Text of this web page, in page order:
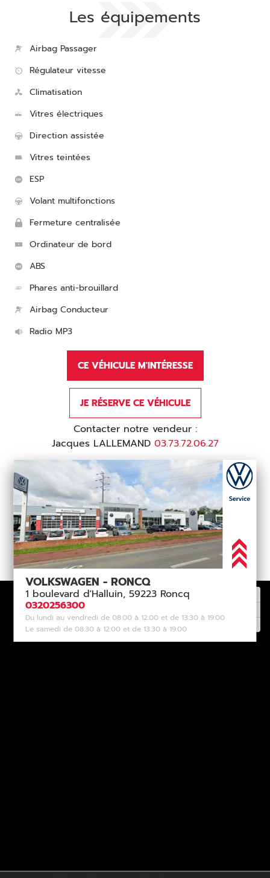
Les équipements
Airbag Passager
Régulateur vitesse
Climatisation
Vitres électriques
Direction assistée
Vitres teintées
ESP
Volant multifonctions
Fermeture centralisée
Ordinateur de bord
ABS
Phares anti-brouillard
Airbag Conducteur
Radio MP3
CE VÉHICULE M'INTÉRESSE
JE RÉSERVE CE VÉHICULE
Contacter notre vendeur :
Jacques LALLEMAND 03.73.72.06.27
VOLKSWAGEN - RONCQ
1 boulevard d'Halluin, 59223 Roncq
0320256300
Du lundi au vendredi de 08:00 à 12:00 et de 13:30 à 19:00
Le samedi de 08:30 à 12:00 et de 13:30 à 19:00